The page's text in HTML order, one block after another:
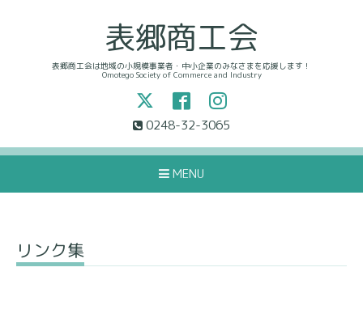
表郷商工会
表郷商工会は地域の小規模事業者・中小企業のみなさまを応援します！
Omotego Society of Commerce and Industry
0248-32-3065
MENU
リンク集